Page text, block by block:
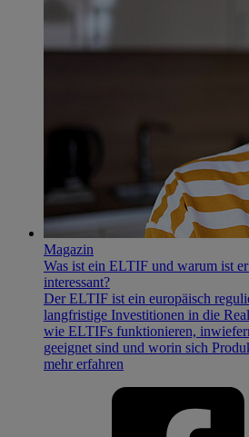
Magazin
Was ist ein ELTIF und warum ist
interessant?
Der ELTIF ist ein europäisch
langfristige Investitionen in die
wie ELTIFs funktionieren,
geeignet sind und worin sich
mehr erfahren